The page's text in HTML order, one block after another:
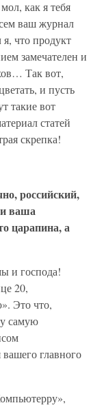
как я тебя
ваш журнал
что продукт
замечателен и
Так вот,
и пусть
такие вот
статей
скрепка!
российский,
ваша
царапина, а
и господа!
20,
Это что,
самую
главного